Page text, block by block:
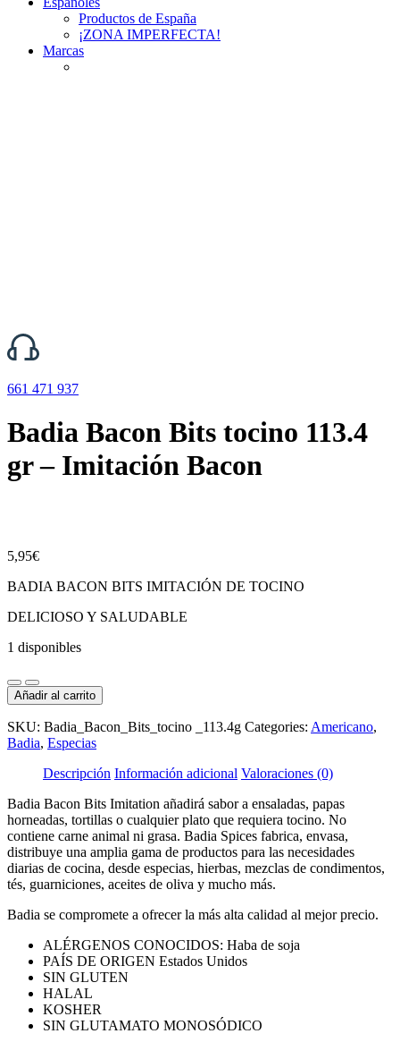
Productos de España
¡ZONA IMPERFECTA!
Marcas
661 471 937
Badia Bacon Bits tocino 113.4
gr – Imitación Bacon
5,95€
BADIA BACON BITS IMITACIÓN DE TOCINO
DELICIOSO Y SALUDABLE
1 disponibles
Badia
Bacon
Bits
tocino
113.4
Bacon
cantidad
Añadir al carrito
SKU: Badia_Bacon_Bits_tocino _113.4g Categories: Americano,
Badia, Especias
Descripción Información adicional Valoraciones (0)
Badia Bacon Bits Imitation añadirá sabor a ensaladas, papas
horneadas, tortillas o cualquier plato que requiera tocino. No
contiene carne animal ni grasa. Badia Spices fabrica, envasa,
distribuye una amplia gama de productos para las necesidades
diarias de cocina, desde especias, hierbas, mezclas de condimentos,
tés, guarniciones, aceites de oliva y mucho más.
Badia se compromete a ofrecer la más alta calidad al mejor precio.
ALÉRGENOS CONOCIDOS: Haba de soja
PAÍS DE ORIGEN Estados Unidos
SIN GLUTEN
HALAL
KOSHER
SIN GLUTAMATO MONOSÓDICO